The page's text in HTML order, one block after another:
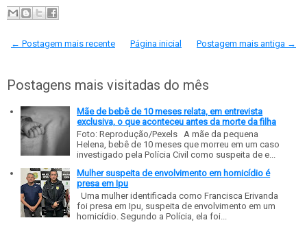
← Postagem mais recente Postagem mais antiga →
Página inicial
Postagens mais visitadas do mês
Mãe de bebê de 10 meses relata, em entrevista
exclusiva, o que aconteceu antes da morte da filha
Foto: Reprodução/Pexels A mãe da pequena
Helena, bebê de 10 meses que morreu em um caso
investigado pela Polícia Civil como suspeita de e...
Mulher suspeita de envolvimento em homicídio é
presa em Ipu
Uma mulher identificada como Francisca Erivanda
foi presa em Ipu, suspeita de envolvimento em um
homicídio. Segundo a Polícia, ela foi...